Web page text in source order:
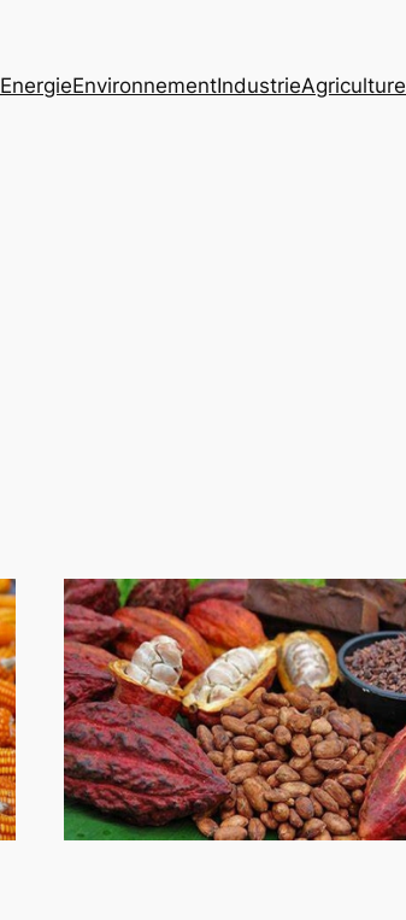
EnergieEnvironnementIndustrieAgriculture